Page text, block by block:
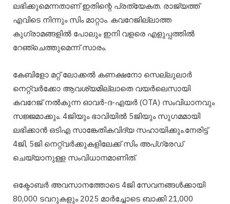
ലഭിക്കുമെന്നതാണ് ഇതിന്റെ പ്രത്യേകത. രാജ്യത്ത്
എവിടെ നിന്നും സിം മാറ്റാം. കവറേജില്ലാത്ത
കുഗ്രാമങ്ങളിൽ പോലും ഇനി വളരെ എളുപ്പത്തിൽ
റേഞ്ചെത്തുമെന്ന് സാരം.
കേബിളോ മറ്റ് ലോക്കൽ കണക്ഷനോ സെല്ലുലാർ
നെറ്റ്വർക്കോ ആവശ്യമില്ലാതെ വയർലെസായി
കവറേജ് നൽകുന്ന ഓവർ-ദ-എയർ‌ (OTA) സംവിധാനവും
സജ്ജമാക്കും. 4ജിയും ഭാവിയിൽ 5ജിയും സു​ഗമമായി
ലഭിക്കാൻ ഒടിഎ സാങ്കേതികവിദ്യ സഹായിക്കും.നേരിട്ട്
4ജി, 5ജി നെറ്റ്‌വർക്കുകളിലേക്ക് സിം അപ്‌ഗ്രേഡ്
ചെയ്യാനുള്ള സംവിധാനമാണിത്.
ഒക്ടോബർ അവസാനത്തോടെ 4ജി സേവനങ്ങൾക്കായി
80,000 ടവറുകളും 2025 മാർച്ചോടെ ബാക്കി 21,000